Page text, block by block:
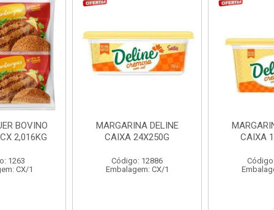
DELINE
12886
CX/1
MARGARINA DELINE
CAIXA 12X500G
Código: 12887
Embalagem: CX/1
LINGUICA